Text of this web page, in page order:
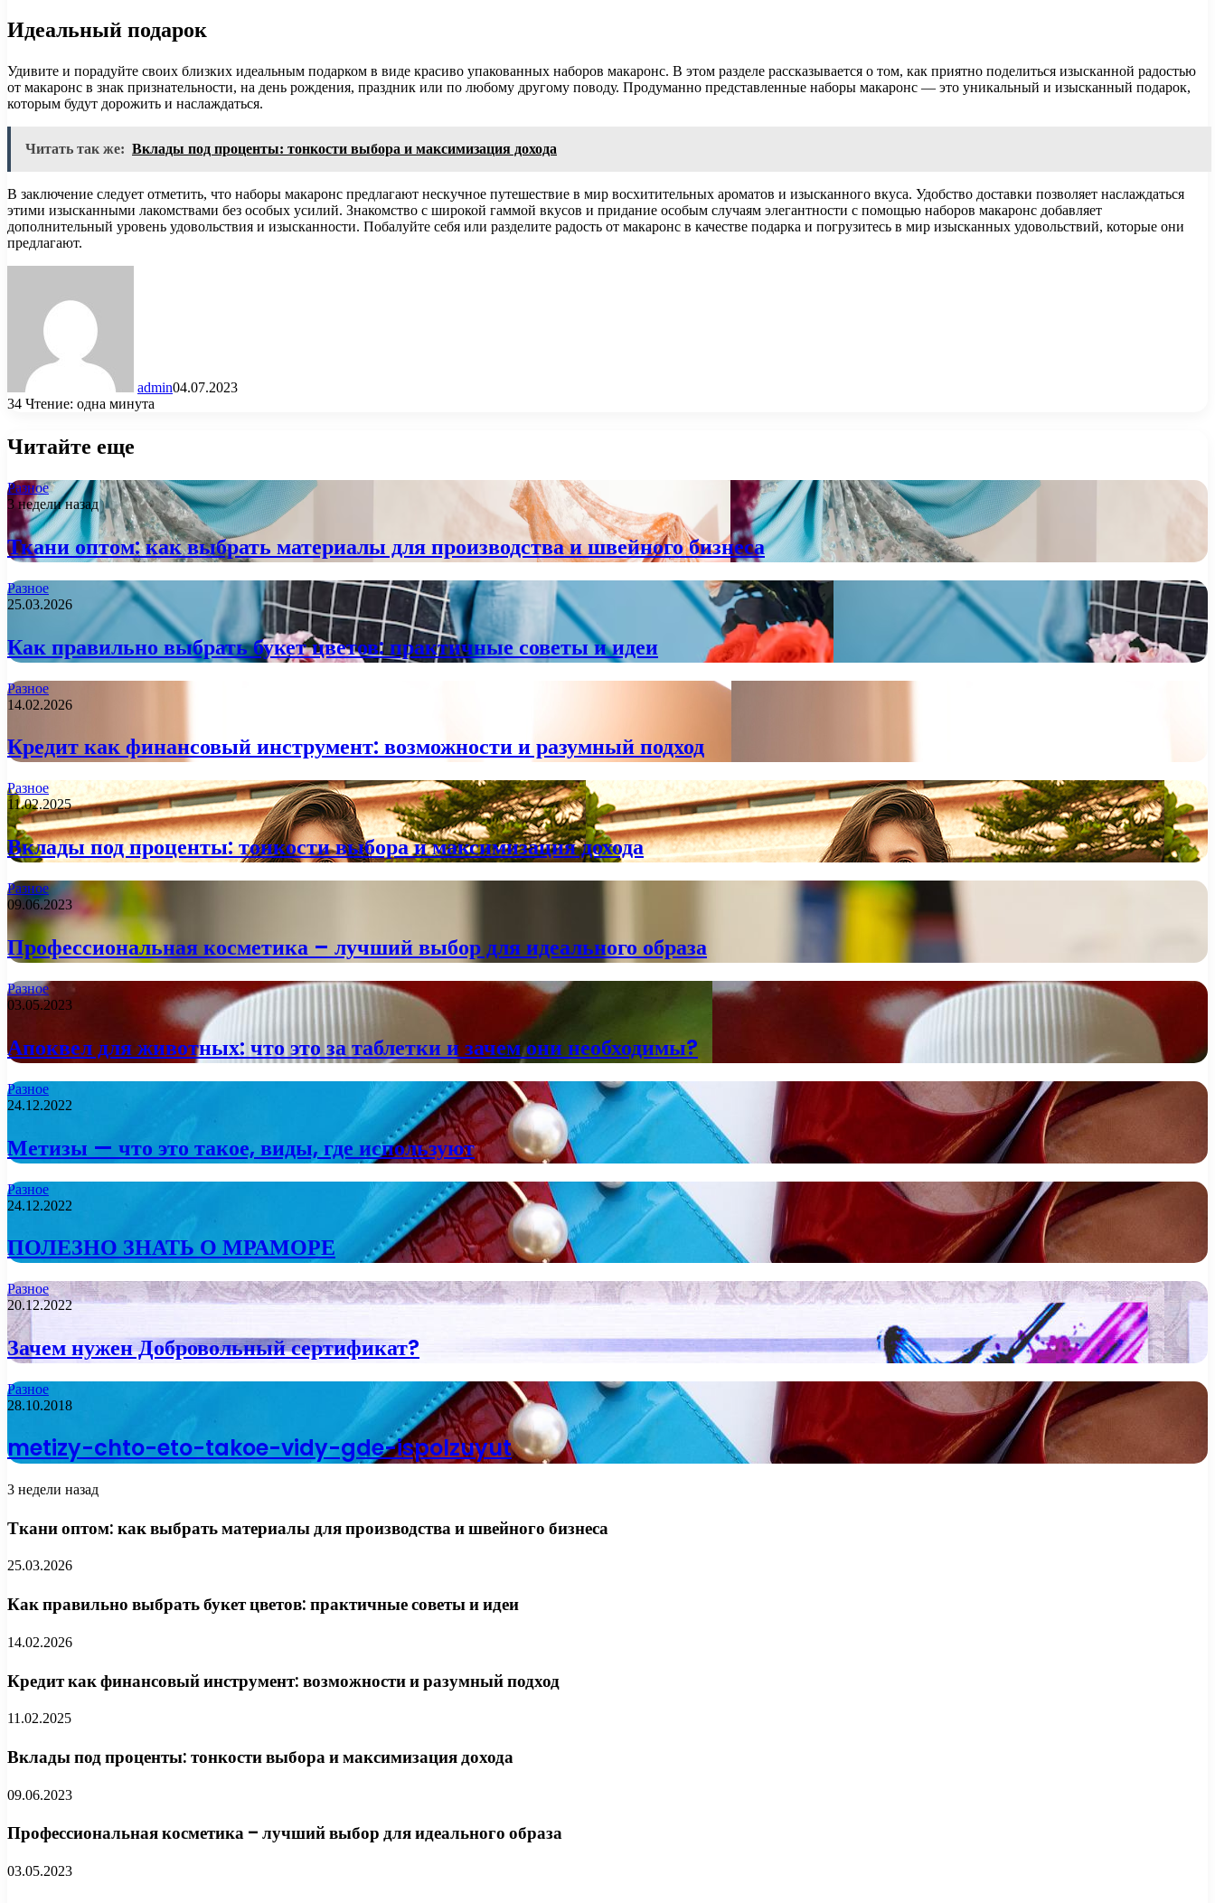
Идеальный подарок
Удивите и порадуйте своих близких идеальным подарком в виде красиво упакованных наборов макаронс. В этом разделе рассказывается о том, как приятно поделиться изысканной радостью
от макаронс в знак признательности, на день рождения, праздник или по любому другому поводу. Продуманно представленные наборы макаронс — это уникальный и изысканный подарок,
которым будут дорожить и наслаждаться.
Читать так же: Вклады под проценты: тонкости выбора и максимизация дохода
В заключение следует отметить, что наборы макаронс предлагают нескучное путешествие в мир восхитительных ароматов и изысканного вкуса. Удобство доставки позволяет наслаждаться
этими изысканными лакомствами без особых усилий. Знакомство с широкой гаммой вкусов и придание особым случаям элегантности с помощью наборов макаронс добавляет
дополнительный уровень удовольствия и изысканности. Побалуйте себя или разделите радость от макаронс в качестве подарка и погрузитесь в мир изысканных удовольствий, которые они
предлагают.
admin04.07.2023
34 Чтение: одна минута
Читайте еще
Разное
3 недели назад
Ткани оптом: как выбрать материалы для производства и швейного бизнеса
Разное
25.03.2026
Как правильно выбрать букет цветов: практичные советы и идеи
Разное
14.02.2026
Кредит как финансовый инструмент: возможности и разумный подход
Разное
11.02.2025
Вклады под проценты: тонкости выбора и максимизация дохода
Разное
09.06.2023
Профессиональная косметика – лучший выбор для идеального образа
Разное
03.05.2023
Апоквел для животных: что это за таблетки и зачем они необходимы?
Разное
24.12.2022
Метизы — что это такое, виды, где используют
Разное
24.12.2022
ПОЛЕЗНО ЗНАТЬ О МРАМОРЕ
Разное
20.12.2022
Зачем нужен Добровольный сертификат?
Разное
28.10.2018
metizy-chto-eto-takoe-vidy-gde-ispolzuyut
3 недели назад
Ткани оптом: как выбрать материалы для производства и швейного бизнеса
25.03.2026
Как правильно выбрать букет цветов: практичные советы и идеи
14.02.2026
Кредит как финансовый инструмент: возможности и разумный подход
11.02.2025
Вклады под проценты: тонкости выбора и максимизация дохода
09.06.2023
Профессиональная косметика – лучший выбор для идеального образа
03.05.2023